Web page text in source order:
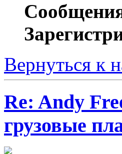
Вернуться к
Re: Andy
грузовые